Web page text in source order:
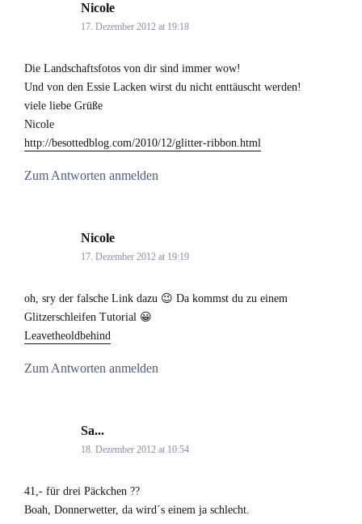
Nicole
17. Dezember 2012 at 19:18
Die Landschaftsfotos von dir sind immer wow!
Und von den Essie Lacken wirst du nicht enttäuscht werden!
viele liebe Grüße
Nicole
http://besottedblog.com/2010/12/glitter-ribbon.html
Zum Antworten anmelden
Nicole
17. Dezember 2012 at 19:19
oh, sry der falsche Link dazu 😉 Da kommst du zu einem
Glitzerschleifen Tutorial 😀
Leavetheoldbehind
Zum Antworten anmelden
Sa...
18. Dezember 2012 at 10:54
41,- für drei Päckchen ??
Boah, Donnerwetter, da wird´s einem ja schlecht.